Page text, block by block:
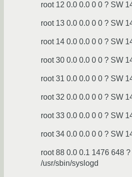
root 12 0.0 0.0 0 0 ? SW
root 13 0.0 0.0 0 0 ? SW
root 14 0.0 0.0 0 0 ? SW
root 30 0.0 0.0 0 0 ? SW
root 31 0.0 0.0 0 0 ? SW
root 32 0.0 0.0 0 0 ? SW
root 33 0.0 0.0 0 0 ? SW
root 34 0.0 0.0 0 0 ? SW
root 88 0.0 0.1 1476 648
/usr/sbin/syslogd